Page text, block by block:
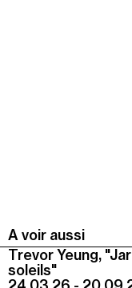
A voir aussi
Trevor Yeung,
soleils"